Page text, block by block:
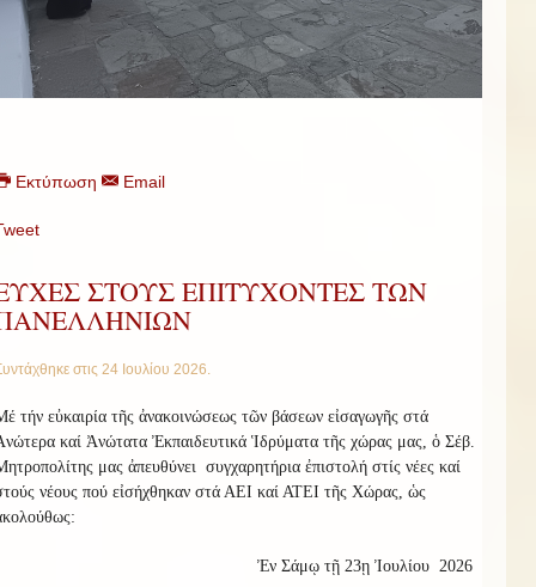
Εκτύπωση Email
ΣΤΟΥΣ ΕΠΙΤΥΧΟΝΤΕΣ ΤΩΝ
στις 24 Ιουλίου 2026.
τήν εὐκαιρία τῆς ἀνακοινώσεως τῶν βάσεων εἰσαγωγῆς στά
καί Ἀνώτατα Ἐκπαιδευτικά Ἱδρύματα τῆς χώρας μας, ὁ Σέβ.
μας ἀπευθύνει συγχαρητήρια ἐπιστολή στίς νέες καί
νέους πού εἰσήχθηκαν στά ΑΕΙ καί ΑΤΕΙ τῆς Χώρας, ὡς
Ἐν Σάμῳ τῇ 23ῃ Ἰουλίου 2026